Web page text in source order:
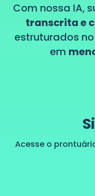
Com nossa IA,
transcrita e
estruturados
em
Acesse o